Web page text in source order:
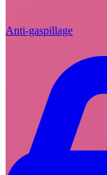
Anti-gaspillage